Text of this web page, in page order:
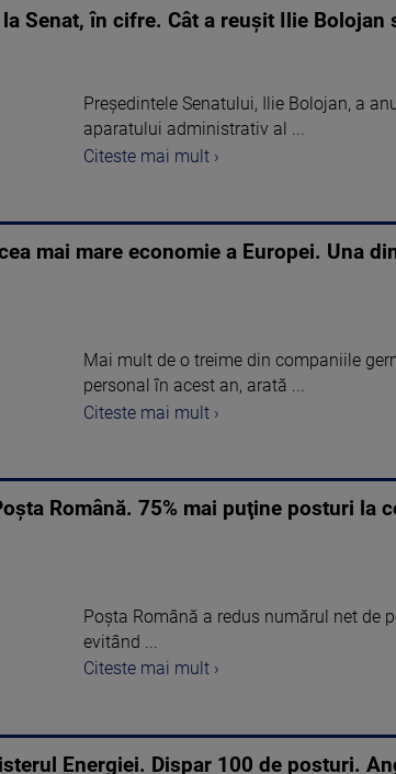
Senat, în cifre. Cât a reușit Ilie
Președintele Senatului, Ilie Bolojan, a
aparatului administrativ al ...
Citeste mai mult ›
mai mare economie a Europei. Una
Mai mult de o treime din companiile
personal în acest an, arată ...
Citeste mai mult ›
Română. 75% mai puţine posturi la
Poşta Română a redus numărul net de
evitând ...
Citeste mai mult ›
Energiei. Dispar 100 de posturi.